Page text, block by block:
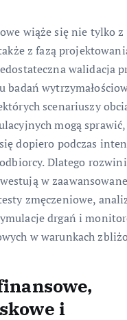
wiąże się nie tylko z
z fazą
walidacja
badań
scenariuszy
mogą
dopiero podczas
Dlatego
w
zmęczeniowe,
drgań i
w warunkach
i